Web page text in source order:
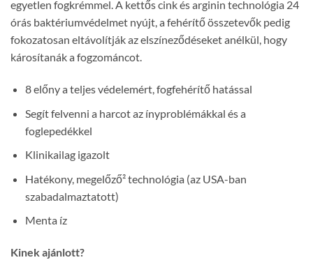
egyetlen fogkrémmel. A kettős cink és arginin technológia 24
órás baktériumvédelmet nyújt, a fehérítő összetevők pedig
fokozatosan eltávolítják az elszíneződéseket anélkül, hogy
károsítanák a fogzománcot.
8 előny a teljes védelemért, fogfehérítő hatással
Segít felvenni a harcot az ínyproblémákkal és a
foglepedékkel
Klinikailag igazolt
Hatékony, megelőző² technológia (az USA-ban
szabadalmaztatott)
Menta íz
Kinek ajánlott?